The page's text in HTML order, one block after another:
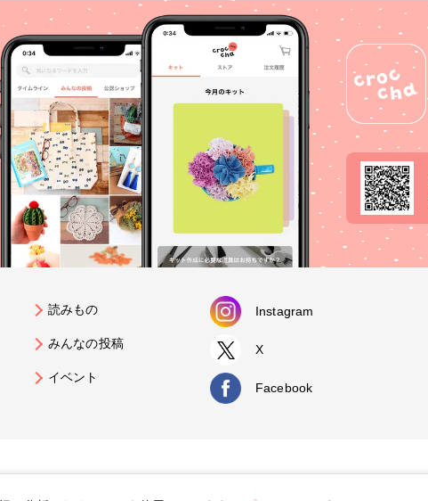
読みもの
みんなの投稿
イベント
Instagram
X
Facebook